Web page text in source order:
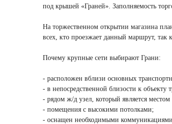
под крышей «Граней». Заполняемость
На торжественном открытии магазина
всех, кто проезжает данный маршрут, так
Почему крупные сети выбирают Грани:
- расположен вблизи основных
- в непосредственной близости к объекту
- рядом ж/д узел, который является
- помещения с высокими потолками;
- оснащен необходимыми